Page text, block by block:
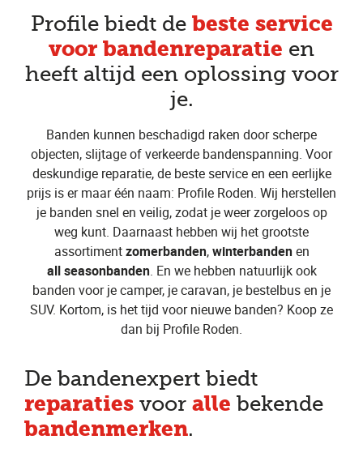
Profile biedt debeste service
voor bandenreparatie en
heeft altijd een oplossing voor
je.
Banden kunnen beschadigd raken door scherpe
objecten, slijtage of verkeerde bandenspanning. Voor
deskundige reparatie, de beste service en een eerlijke
prijs is er maar één naam: Profile Roden. Wij herstellen
je banden snel en veilig, zodat je weer zorgeloos op
weg kunt. Daarnaast hebben wij het grootste
assortimentzomerbanden,winterbandenen
all seasonbanden. En we hebben natuurlijk ook
banden voor je camper, je caravan, je bestelbus en je
SUV. Kortom, is het tijd voor nieuwe banden? Koop ze
dan bij Profile Roden.
De bandenexpert biedt
reparaties voor alle bekende
bandenmerken.